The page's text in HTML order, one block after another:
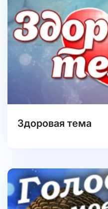
Здоровая тема